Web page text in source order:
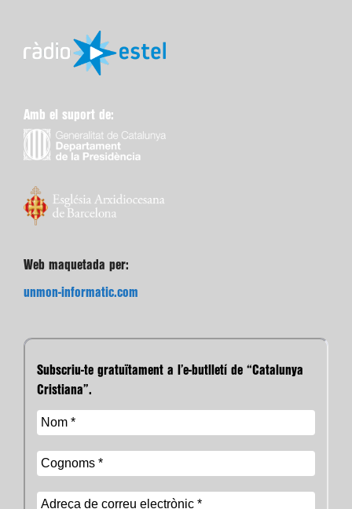
Amb el suport de:
Web maquetada per:
unmon-informatic.com
Subscriu-te gratuïtament a l’e-butlletí de “Catalunya
Cristiana”.